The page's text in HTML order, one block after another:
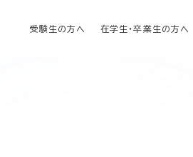
受験生の方へ 在学生・卒業生の方へ